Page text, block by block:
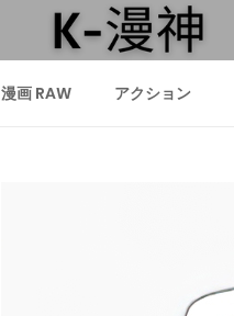
漫画 RAW アクション